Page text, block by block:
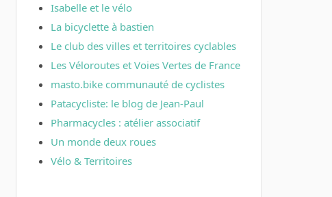
Isabelle et le vélo
La bicyclette à bastien
Le club des villes et territoires cyclables
Les Véloroutes et Voies Vertes de France
masto.bike communauté de cyclistes
Patacycliste: le blog de Jean-Paul
Pharmacycles : atélier associatif
Un monde deux roues
Vélo & Territoires